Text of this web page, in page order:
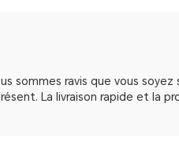
sommes ravis que vous
La livraison rapide et la